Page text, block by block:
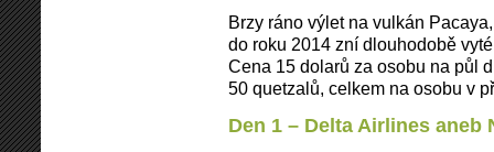
Brzy ráno výlet na vulkán
do roku 2014 zní dlouhodobě
Cena 15 dolarů za osobu na půl
50 quetzalů, celkem na osobu v
Den 1 – Delta Airlines aneb